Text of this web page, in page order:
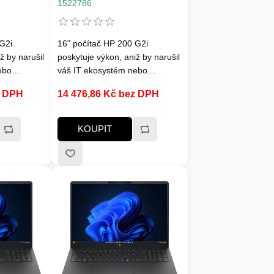
by narušil
a
týmů.
1522786
16" počítač HP 200 G2i
poskytuje výkon, aniž by narušil
váš IT ekosystém nebo
zařízení s nejnovějšími
zapadne do vaší infrastruktury
díky firemnímu zabezpečení,
flexibilním konfiguracím a
působivému obrazu, které
angažovanost hybridních týmů.
14 476,86 Kč bez DPH
KOUPIT